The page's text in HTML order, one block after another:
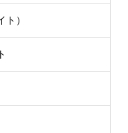
）